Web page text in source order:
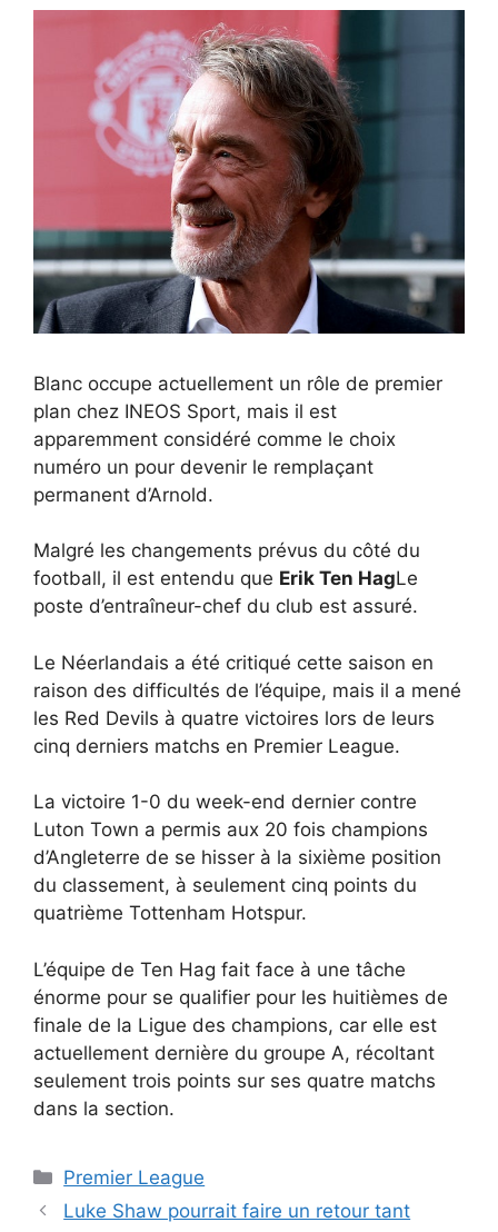
Blanc occupe actuellement un rôle de premier
plan chez INEOS Sport, mais il est
apparemment considéré comme le choix
numéro un pour devenir le remplaçant
permanent d’Arnold.
Malgré les changements prévus du côté du
football, il est entendu que Erik Ten HagLe
poste d’entraîneur-chef du club est assuré.
Le Néerlandais a été critiqué cette saison en
raison des difficultés de l’équipe, mais il a mené
les Red Devils à quatre victoires lors de leurs
cinq derniers matchs en Premier League.
La victoire 1-0 du week-end dernier contre
Luton Town a permis aux 20 fois champions
d’Angleterre de se hisser à la sixième position
du classement, à seulement cinq points du
quatrième Tottenham Hotspur.
L’équipe de Ten Hag fait face à une tâche
énorme pour se qualifier pour les huitièmes de
finale de la Ligue des champions, car elle est
actuellement dernière du groupe A, récoltant
seulement trois points sur ses quatre matchs
dans la section.
Catégories
Premier League
Luke Shaw pourrait faire un retour tant